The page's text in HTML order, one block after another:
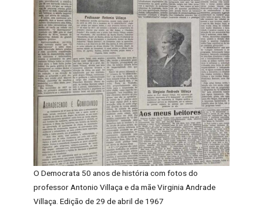
O Democrata 50 anos de história com fotos do
professor Antonio Villaça e da mãe Virginia Andrade
Villaça. Edição de 29 de abril de 1967